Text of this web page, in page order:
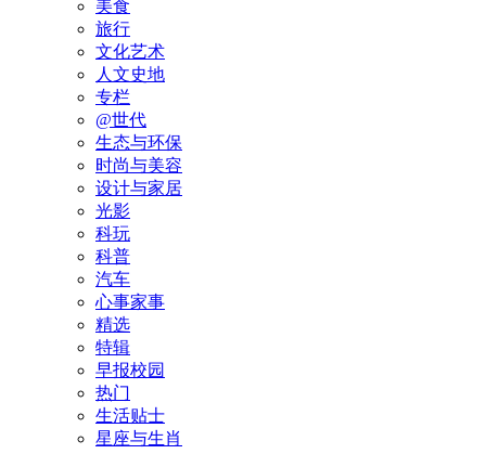
美食
旅行
文化艺术
人文史地
专栏
@世代
生态与环保
时尚与美容
设计与家居
光影
科玩
科普
汽车
心事家事
精选
特辑
早报校园
热门
生活贴士
星座与生肖